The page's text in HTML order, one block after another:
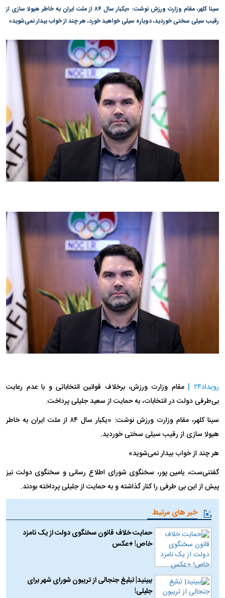
سینا کلهر، مقام وزارت ورزش نوشت: «یکبار سال ۸۴ از ملت ایران به خاطر هیولا سازی از
رقیب سیلی سختی خوردید، دوباره سیلی خواهید خورد، هر چند از خواب بیدار نمی‌شوید»
رویداد۲۴ |
مقام وزارت ورزش، برخلاف قوانین انتخاباتی و با عدم رعایت
بی‌طرفی دولت در انتخابات، به حمایت از سعید جلیلی پرداخت.
سینا کلهر، مقام وزارت ورزش نوشت: «یکبار سال ۸۴ از ملت ایران به خاطر
هیولا سازی از رقیب سیلی سختی خوردید.
هر چند از خواب بیدار نمی‌شوید»
گفتنی‌ست، یامین پور، سخنگوی شورای اطلاع رسانی و سخنگوی دولت نیز
پیش از این بی طرفی را کنار گذاشته و به حمایت از جلیلی پرداخته بودند.
خبر های مرتبط
حمایت خلاف قانون سخنگوی دولت از یک نامزد
خاص! +عکس
ببینید| تبلیغ جنجالی از تریبون شورای شهر برای
جلیلی!